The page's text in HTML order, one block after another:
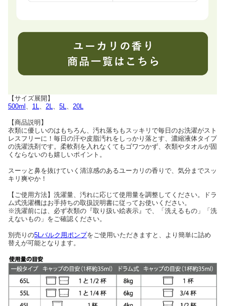
【サイズ展開】
500ml
1L 2L 5L 20L
【商品説明】
衣類に優しいのはもちろん、汚れ落ちもスッキリで毎日のお洗濯がスト
レスフリーに！毎日の汗や皮脂汚れをしっかり落とす、濃縮液体タイプ
の洗濯洗剤です。柔軟剤を入れなくてもゴワつかず、衣類やタオルが固
くならないのも嬉しいポイント。
スーッと鼻を抜けていく清涼感のあるユーカリの香りで、気分までスッ
キリ爽やか！
【ご使用方法】洗濯量、汚れに応じて使用量を調整してください。ドラ
ム式洗濯機はお手持ちの取扱説明書に従ってお使いください。
※洗濯前には、必ず衣類の『取り扱い絵表示』で、「洗えるもの」「洗
えないもの」をご確認ください。
別売りの5Lバルク用ポンプをご使用いただきますと、より簡単に詰め
替えが可能となります。